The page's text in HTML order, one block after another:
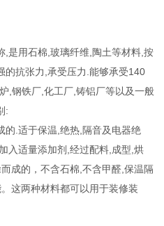
,是用石棉,玻璃纤维,陶土等材料,按
的抗张力,承受压力.能够承受140
,钢铁厂,化工厂,铸铝厂等以及一般
:
的.适于保温,绝热,隔音及电器绝
入适量添加剂,经过配料,成型,烘
成的，不含石棉,不含甲醛,保温隔
这两种材料都可以用于装修装